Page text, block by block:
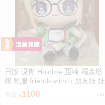
日版 現貨 Hololive 亞綺·羅森塔
爾 私服 friends with u 朋友娃 娃
娃 玩偶 布偶 亞綺羅森 Akirose
アキ・ローゼンタール
1100